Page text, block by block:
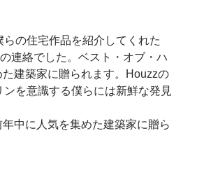
の住宅作品を紹介してくれた
連絡でした。ベスト・オブ・ハ
建築家に贈られます。Houzzの
を意識する僕らには新鮮な発見
中に人気を集めた建築家に贈ら